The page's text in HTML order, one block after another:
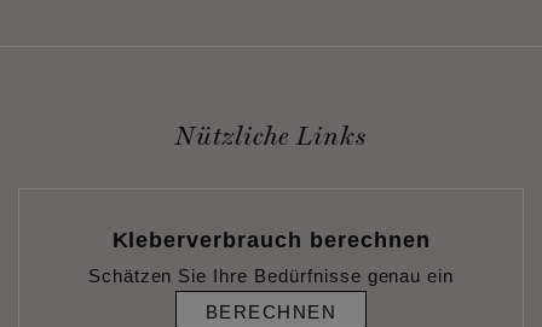
Nützliche Links
Kleberverbrauch berechnen
Schätzen Sie Ihre Bedürfnisse genau ein
BERECHNEN